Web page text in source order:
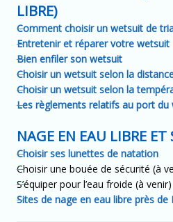
LIBRE)
Comment choisir un wetsuit de
Entretenir et réparer votre wetsuit
Bien enfiler son wetsuit
Choisir un wetsuit selon la
Choisir un wetsuit selon la
Les règlements relatifs au port du
NAGE EN EAU LIBRE ET
Choisir ses lunettes de natation
Choisir une bouée de sécurité (à
S’équiper pour l’eau froide (à venir)
Sites de nage en eau libre près de